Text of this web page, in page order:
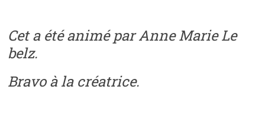
Cet a été animé par Anne Marie Le
belz.
Bravo à la créatrice.